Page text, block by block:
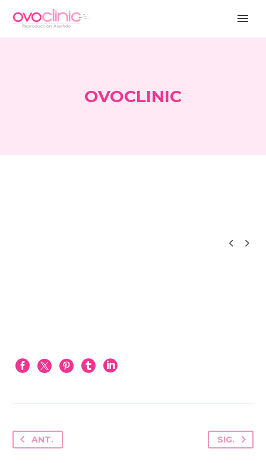
OVOCLINIC
 
ANT. SIG.